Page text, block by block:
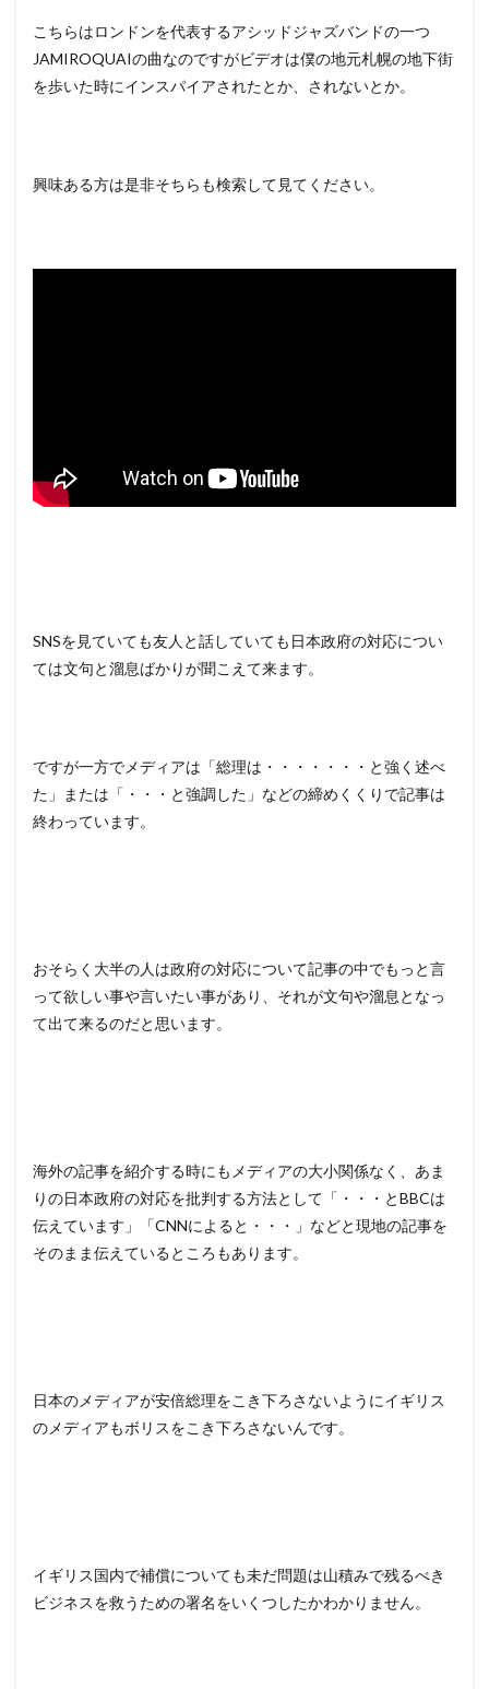
こちらはロンドンを代表するアシッドジャズバンドの一つ
JAMIROQUAIの曲なのですがビデオは僕の地元札幌の地下街
を歩いた時にインスパイアされたとか、されないとか。
興味ある方は是非そちらも検索して見てください。
SNSを見ていても友人と話していても日本政府の対応につい
ては文句と溜息ばかりが聞こえて来ます。
ですが一方でメディアは「総理は・・・・・・・と強く述べ
た」または「・・・と強調した」などの締めくくりで記事は
終わっています。
おそらく大半の人は政府の対応について記事の中でもっと言
って欲しい事や言いたい事があり、それが文句や溜息となっ
て出て来るのだと思います。
海外の記事を紹介する時にもメディアの大小関係なく、あま
りの日本政府の対応を批判する方法として「・・・とBBCは
伝えています」「CNNによると・・・」などと現地の記事を
そのまま伝えているところもあります。
日本のメディアが安倍総理をこき下ろさないようにイギリス
のメディアもボリスをこき下ろさないんです。
イギリス国内で補償についても未だ問題は山積みで残るべき
ビジネスを救うための署名をいくつしたかわかりません。